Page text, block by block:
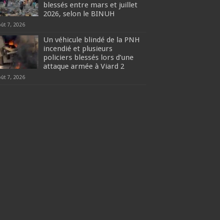
blessés entre mars et juillet
2026, selon le BINUH
7, 2026
Un véhicule blindé de la PNH
incendié et plusieurs
policiers blessés lors d’une
attaque armée à Viard 2
7, 2026